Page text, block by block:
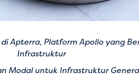
Apterra, Platform Apollo yang
Infrastruktur
Modal untuk Infrastruktur